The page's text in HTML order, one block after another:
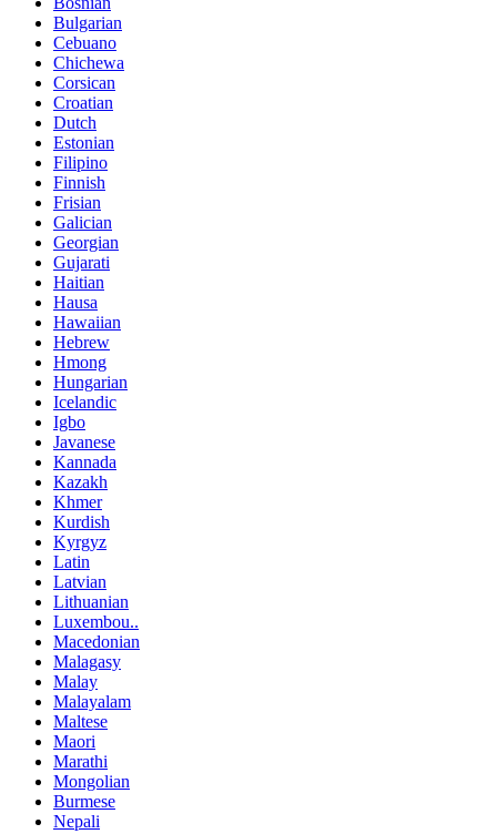
Bulgarian
Cebuano
Chichewa
Corsican
Croatian
Dutch
Estonian
Filipino
Finnish
Frisian
Galician
Georgian
Gujarati
Haitian
Hausa
Hawaiian
Hebrew
Hmong
Hungarian
Icelandic
Igbo
Javanese
Kannada
Kazakh
Khmer
Kurdish
Kyrgyz
Latin
Latvian
Lithuanian
Luxembou..
Macedonian
Malagasy
Malay
Malayalam
Maltese
Maori
Marathi
Mongolian
Burmese
Nepali